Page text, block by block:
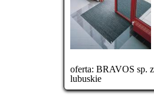
oferta: BRAVOS sp.
lubuskie